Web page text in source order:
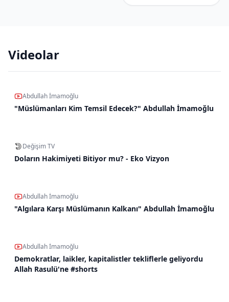
Videolar
Abdullah İmamoğlu
"Müslümanları Kim Temsil Edecek?" Abdullah İmamoğlu
Değişim TV
Doların Hakimiyeti Bitiyor mu? - Eko Vizyon
Abdullah İmamoğlu
"Algılara Karşı Müslümanın Kalkanı" Abdullah İmamoğlu
Abdullah İmamoğlu
Demokratlar, laikler, kapitalistler tekliflerle geliyordu
Allah Rasulü'ne #shorts